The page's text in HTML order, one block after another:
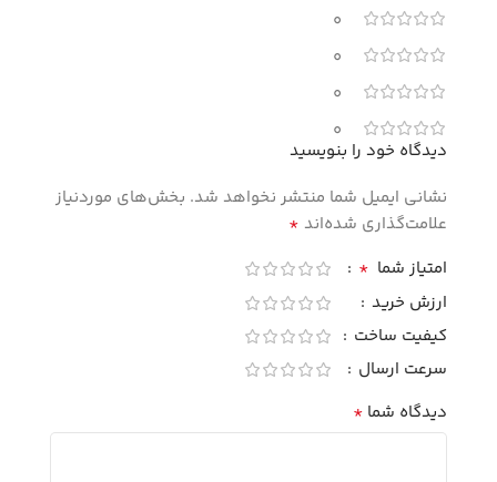
0
0
0
0
دیدگاه خود را بنویسید
نشانی ایمیل شما منتشر نخواهد شد. بخش‌های موردنیاز
علامت‌گذاری شده‌اند *
امتیاز شما *
ارزش خرید
کیفیت ساخت
سرعت ارسال
دیدگاه شما *